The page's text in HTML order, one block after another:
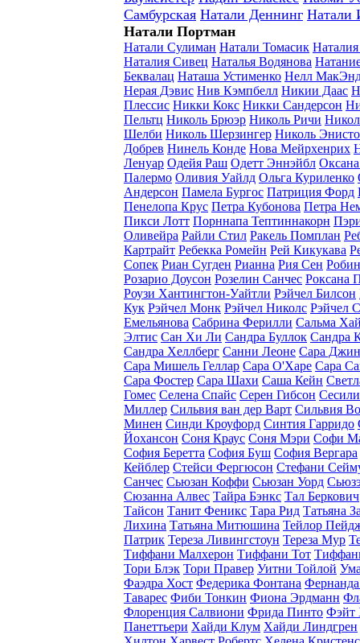
Самбурская Натали Деннинг Натали
Натали Портман
Натали Сулиман Натали Томасик
Наталия Сивец Наталья Водянова
Беквалац Наташа Устименко Нелл
Нерая Дэвис Нив Кэмпбелл Никии Даас
Плессис Никки Кокс Никки Сандерсон
Пельтц Николь Брюэр Николь Ричи
Шелби Николь Шерзингер Николь
Добрев Нинель Конде Нова Мейрхенрих
Ленуар Одейя Раш Одетт Эннэйбл
Палермо Оливия Уайлд Ольга Куриленко
Андерсон Памела Бургос Патриция Форд
Пенелопа Крус Петра Кубонова Петра
Пикси Лотт Порннапа Тептиннакорн
Оливейра Райли Стил Ракель Помплан
Картрайт Ребекка Ромейн Рей Кикукава
Сопек Риан Сугден Рианна Рия Сен
Розарио Доусон Розелин Санчес Роксана
Роузи Хантингтон-Уайтли Рэйчел Билсон
Кук Рэйчел Монк Рэйчел Николс Рэйчел
Емельянова Сабрина Ферилли Сальма
Элтис Сан Хи Ли Сандра Буллок Сандра
Сандра Хеллберг Санни Леоне Сара
Сара Мишель Геллар Сара О'Харе Сара
Сара Фостер Сара Шахи Саша Кейн
Гомес Селена Спайс Серен Гибсон
Миллер Сильвия ван дер Варт Сильвия
Минен Синди Кроуфорд Синтия Гарридо
Йохансон Соня Краус Соня Мэри Софи
София Беретта София Буш София Вергара
Кейблер Стейси Фергюсон Стефани
Санчес Сьюзан Коффи Сьюзан Уорд
Сюзанна Алвес Тайра Бэнкс Тал Беркович
Тайсон Танит Феникс Тара Рид Татьяна
Лихина Татьяна Митюшина Тейлор
Патрик Тереза Ливингстоун Тереза Мур
Тиффани Малхерон Тиффани Тот
Тори Блэк Тори Правер Уитни Тойлой
Фаэдра Хост Федерика Фонтана
Таварес Фиби Тонкин Фиона Эрдманн
Флоренция Салвиони Фрида Пинто Фэйт
Панеттьери Хайди Клум Хайди Линдгрен